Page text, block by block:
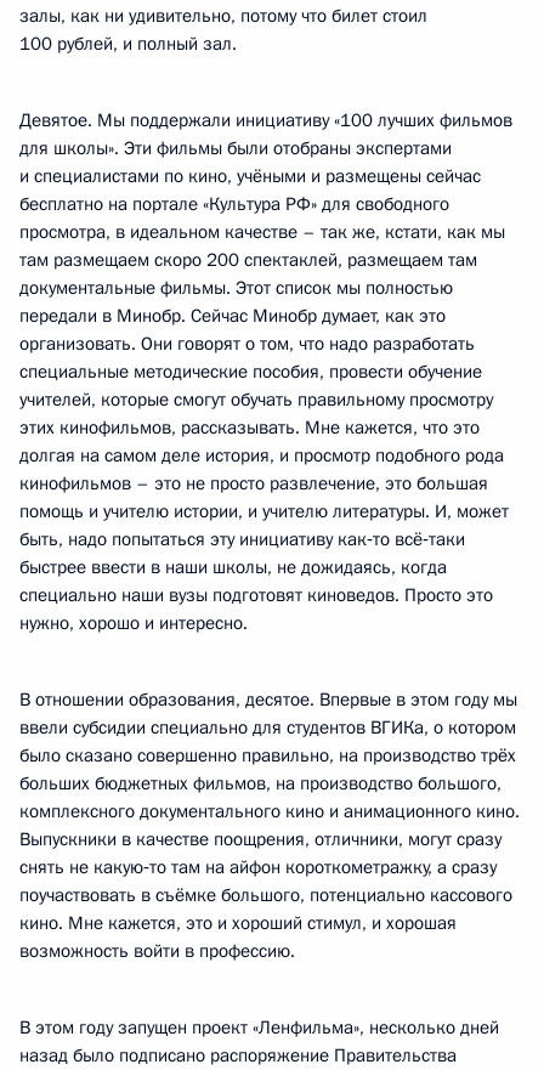
залы, как ни удивительно, потому что билет стоил
100 рублей, и полный зал.
Девятое. Мы поддержали инициативу «100 лучших фильмов
для школы». Эти фильмы были отобраны экспертами
и специалистами по кино, учёными и размещены сейчас
бесплатно на портале «Культура РФ» для свободного
просмотра, в идеальном качестве – так же, кстати, как мы
там размещаем скоро 200 спектаклей, размещаем там
документальные фильмы. Этот список мы полностью
передали в Минобр. Сейчас Минобр думает, как это
организовать. Они говорят о том, что надо разработать
специальные методические пособия, провести обучение
учителей, которые смогут обучать правильному просмотру
этих кинофильмов, рассказывать. Мне кажется, что это
долгая на самом деле история, и просмотр подобного рода
кинофильмов – это не просто развлечение, это большая
помощь и учителю истории, и учителю литературы. И, может
быть, надо попытаться эту инициативу как‑то всё‑таки
быстрее ввести в наши школы, не дожидаясь, когда
специально наши вузы подготовят киноведов. Просто это
нужно, хорошо и интересно.
В отношении образования, десятое. Впервые в этом году мы
ввели субсидии специально для студентов ВГИКа, о котором
было сказано совершенно правильно, на производство трёх
больших бюджетных фильмов, на производство большого,
комплексного документального кино и анимационного кино.
Выпускники в качестве поощрения, отличники, могут сразу
снять не какую‑то там на айфон короткометражку, а сразу
поучаствовать в съёмке большого, потенциально кассового
кино. Мне кажется, это и хороший стимул, и хорошая
возможность войти в профессию.
В этом году запущен проект «Ленфильма», несколько дней
назад было подписано распоряжение Правительства